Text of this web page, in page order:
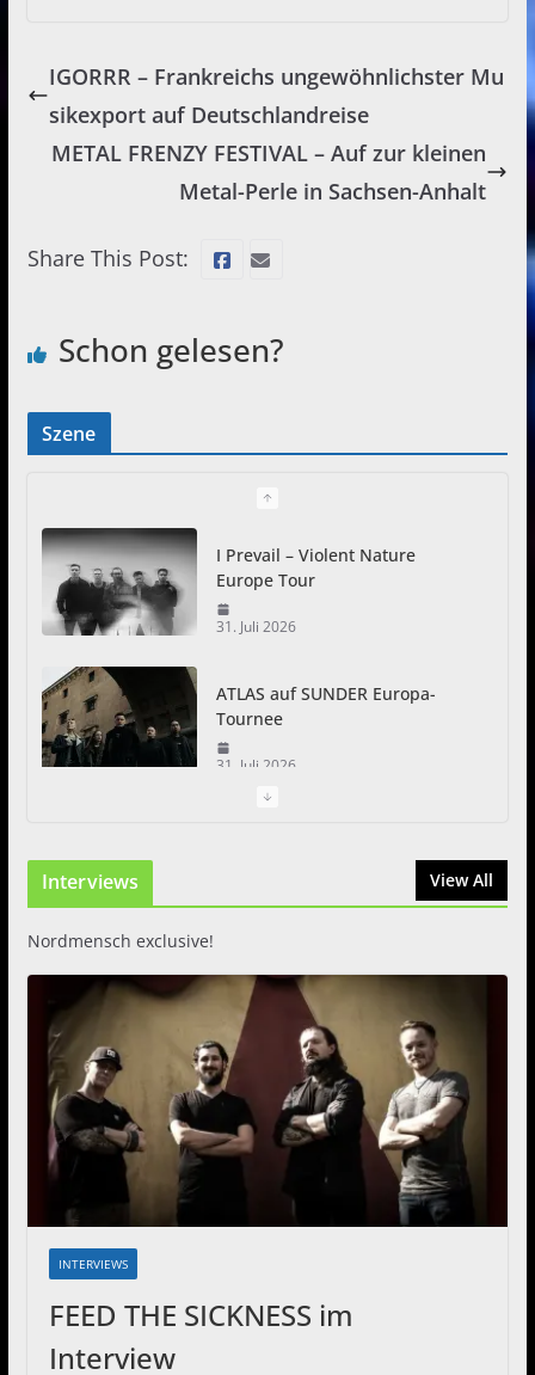
IGORRR – Frankreichs ungewöhnlichster Mu
sikexport auf Deutschlandreise
METAL FRENZY FESTIVAL – Auf zur kleinen
Metal-Perle in Sachsen-Anhalt
Share This Post:
Schon gelesen?
Szene
I Prevail – Violent Nature
Europe Tour
31. Juli 2026
ATLAS auf SUNDER Europa-
Tournee
31. Juli 2026
Zwei Tage Rock und Metal in
Interviews View All
Nordmensch exclusive!
INTERVIEWS
FEED THE SICKNESS im
Interview